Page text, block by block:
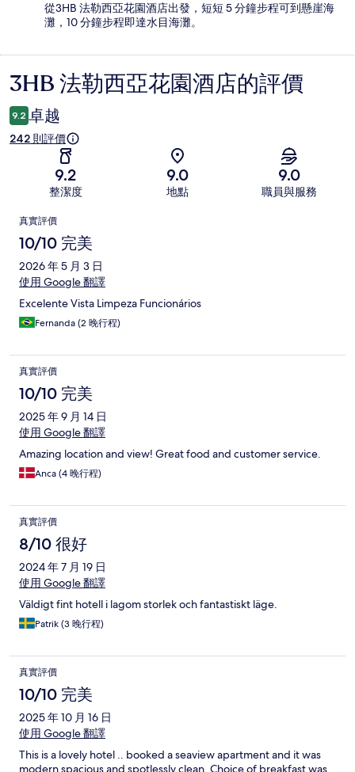
從3HB 法勒西亞花園酒店出發，短短 5 分鐘步程可到懸崖海
灘，10 分鐘步程即達水目海灘。
評
價
3HB 法勒西亞花園酒店的評價
9.2 卓越
242 則評價
9.2
整潔度
9.0
地點
9.0
職員與服務
評
價
真實評價
10/10 完美
2026 年 5 月 3 日
使用 Google 翻譯
Excelente Vista Limpeza Funcionários
Fernanda (2 晚行程)
真實評價
10/10 完美
2025 年 9 月 14 日
使用 Google 翻譯
Amazing location and view! Great food and customer service.
Anca (4 晚行程)
真實評價
8/10 很好
2024 年 7 月 19 日
使用 Google 翻譯
Väldigt fint hotell i lagom storlek och fantastiskt läge.
Patrik (3 晚行程)
真實評價
10/10 完美
2025 年 10 月 16 日
使用 Google 翻譯
This is a lovely hotel .. booked a seaview apartment and it was
modern spacious and spotlessly clean. Choice of breakfast was